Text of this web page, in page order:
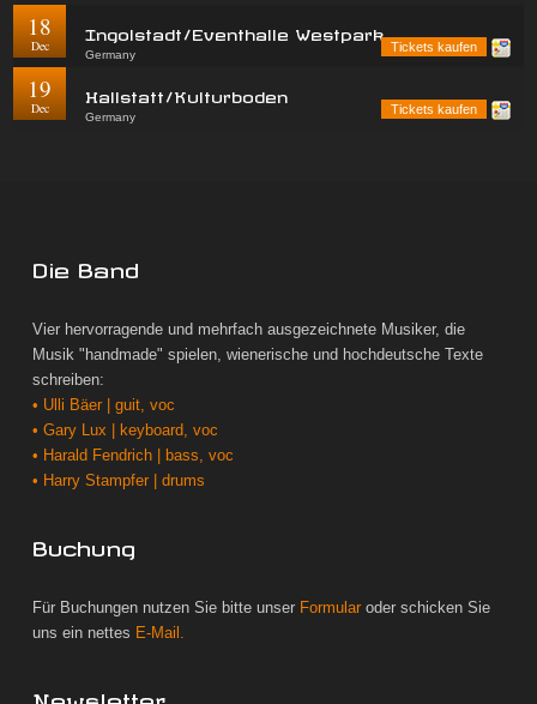
18
Dec
Ingolstadt/Eventhalle Westpark
Germany
Tickets kaufen
19
Dec
Hallstatt/Kulturboden
Germany
Tickets kaufen
Die Band
Vier hervorragende und mehrfach ausgezeichnete Musiker, die
Musik "handmade" spielen, wienerische und hochdeutsche Texte
schreiben:
• Ulli Bäer | guit, voc
• Gary Lux | keyboard, voc
• Harald Fendrich | bass, voc
• Harry Stampfer | drums
Buchung
Für Buchungen nutzen Sie bitte unser Formular oder schicken Sie
uns ein nettes E-Mail.
Newsletter